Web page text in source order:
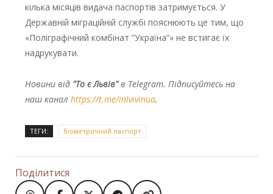
кілька місяців видача паспортів затримується. У
Державній міграційній службі пояснюють це тим, що
«Поліграфічний комбінат “Україна”» не встигає їх
надрукувати.
Новини від "То є Львів"в Telegram. Підписуйтесь на
наш канал https://t.me/inlvivinua.
ТЕГИ: біометричний паспорт
Поділитися